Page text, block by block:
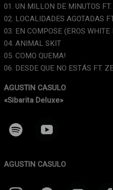
01. UN MILLON DE MINUTOS
02. LOCALIDADES AGOTADAS
03. EN COMPOSE (EROS WHITE
04. ANIMAL SKIT
05. COMO QUEMA!
06. DESDE QUE NO ESTÁS FT.
AGUSTIN CASULO
«Sibarita Deluxe»
AGUSTIN CASULO